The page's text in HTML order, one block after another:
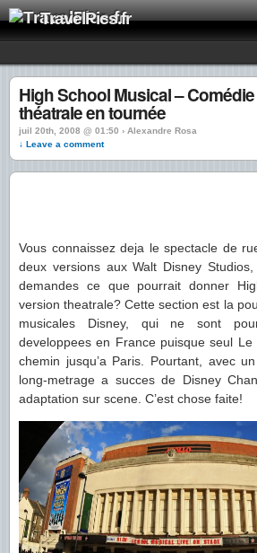
TravelPics.fr
High School Musical –
théatrale en tournée
juil 20th, 2008 @ 01:50 › Alexandre Rosa
↓ Leave a comment
Vous connaissez deja le spectacle de
deux versions aux Walt Disney
demandes ce que pourrait donner
version theatrale? Cette section est la
musicales Disney, qui ne sont
developpees en France puisque seul
chemin jusqu’a Paris. Pourtant, avec
long-metrage a succes de Disney
adaptation sur scene. C’est chose faite!